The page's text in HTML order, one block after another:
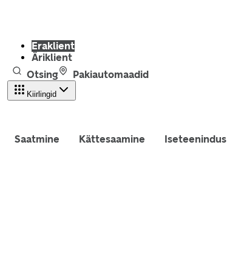
Eraklient
Äriklient
Otsing
Pakiautomaadid
Kiirlingid
Saatmine Kättesaamine Iseteenindus